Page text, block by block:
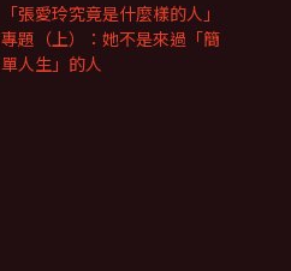
「張愛玲究竟是什麼樣的人」
專題（上）：她不是來過「簡
單人生」的人